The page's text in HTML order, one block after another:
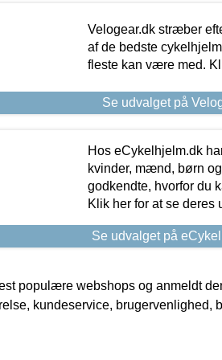
Velogear.dk stræber
af de bedste
fleste kan være med.
Se udvalget på
Hos eCykelhjelm.dk
kvinder, mænd, børn
godkendte, hvorfor du
Klik her for at se deres
Se udvalget på
populære webshops og anmeldt
kundeservice, brugervenlighed,